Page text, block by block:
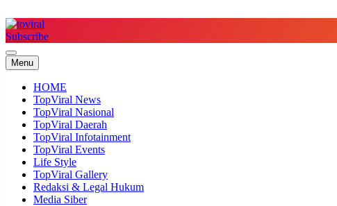
to
content
Subscribe
Menu
HOME
TopViral News
TopViral Nasional
TopViral Daerah
TopViral Infotainment
TopViral Events
Life Style
TopViral Gallery
Redaksi & Legal Hukum
Media Siber